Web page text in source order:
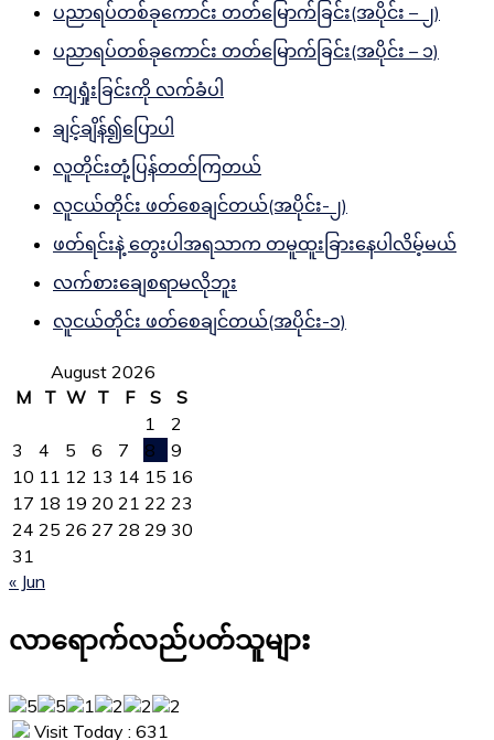
ပညာရပ်တစ်ခုကောင်း တတ်မြောက်ခြင်း(အပိုင်း – ၂)
ပညာရပ်တစ်ခုကောင်း တတ်မြောက်ခြင်း(အပိုင်း – ၁)
ကျရှုံးခြင်းကို လက်ခံပါ
ချင့်ချိန်၍ပြောပါ
လူတိုင်းတုံ့ပြန်တတ်ကြတယ်
လူငယ်တိုင်း ဖတ်စေချင်တယ်(အပိုင်း-၂)
ဖတ်ရင်းနဲ့ တွေးပါအရသာက တမူထူးခြားနေပါလိမ့်မယ်
လက်စားချေစရာမလိုဘူး
လူငယ်တိုင်း ဖတ်စေချင်တယ်(အပိုင်း-၁)
August 2026
M
T W T F S
S
1
2
3
4 5 6 7 8
9
10 11 12 13 14 15 16
17 18 19 20 21 22 23
24 25 26 27 28 29 30
31
« Jun
လာရောက်လည်ပတ်သူများ
Visit Today : 631